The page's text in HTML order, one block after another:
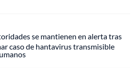
se mantienen en alerta tras
caso de hantavirus transmisible